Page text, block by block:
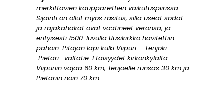
merkittävien kauppareittien vaikutuspiirissä.
Sijainti on ollut myös rasitus, sillä useat sodat
ja rajakahakat ovat vaatineet veronsa, ja
erityisesti 1500-luvulla Uusikirkko hävitettiin
pahoin. Pitäjän läpi kulki Viipuri – Terijoki –
Pietari -valtatie. Etäisyydet kirkonkylältä
Viipuriin vajaa 60 km, Terijoelle runsas 30 km ja
Pietariin noin 70 km.